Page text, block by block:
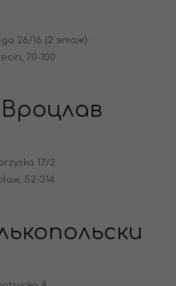
26/16 (2 этаж)
70-100
17/2
52-314